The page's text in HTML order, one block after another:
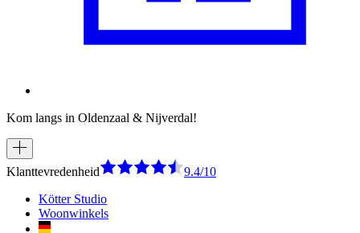
Kom langs in Oldenzaal & Nijverdal!
Klanttevredenheid
9.4/10
Kötter Studio
Woonwinkels